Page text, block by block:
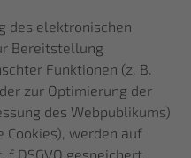
des elektronischen
Bereitstellung
Funktionen (z. B.
zur Optimierung der
des Webpublikums)
werden auf
f DSGVO gespeichert,